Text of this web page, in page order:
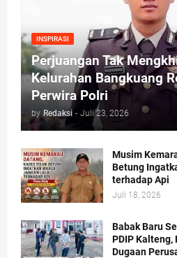
INSPIRASI
Perjuangan Tak
Kelurahan Bangkuang
Perwira Polri
by Redaksi - Juli 23, 2026
Musim
Betung
terhadap Api
Juli 18, 2026
Babak Baru
PDIP Kalteng,
Dugaan